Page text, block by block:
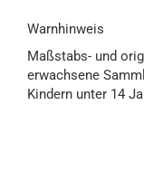
Warnhinweis
Maßstabs- und
erwachsene
Kindern unter 14